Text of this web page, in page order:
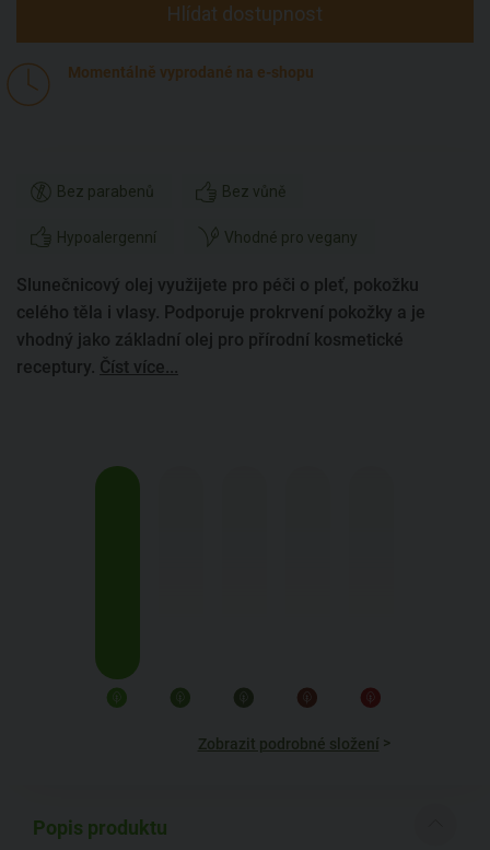
Hlídat dostupnost
Momentálně vyprodané na e-shopu
Bez parabenů Bez vůně
Hypoalergenní Vhodné pro vegany
Slunečnicový olej využijete pro péči o pleť, pokožku
celého těla i vlasy. Podporuje prokrvení pokožky a je
vhodný jako základní olej pro přírodní kosmetické
receptury. Číst více...
Zobrazit podrobné složení >
Popis produktu